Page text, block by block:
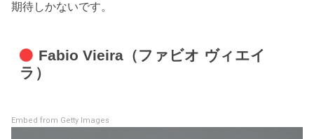
期待しかないです。
Fabio Vieira（ファビオ ヴィエイ
ラ）
Embed from Getty Images